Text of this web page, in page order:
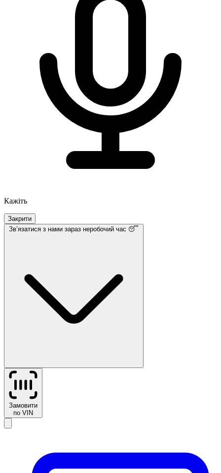
Кажіть
Закрити
Звʼязатися з нами зараз неробочий час 😴
Замовити
по VIN